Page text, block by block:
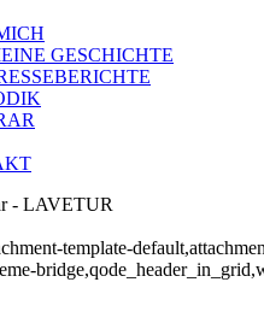
GESCHICHTE
- LAVETUR
template-